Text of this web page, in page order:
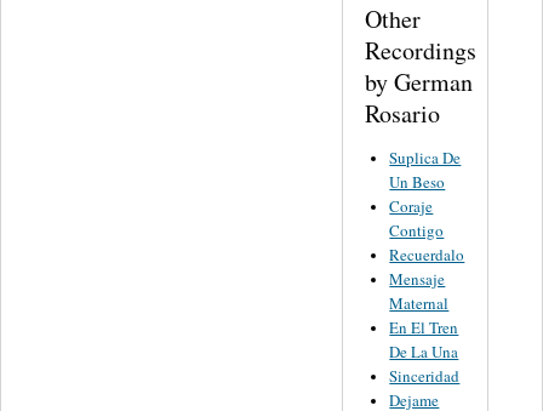
Other
Recordings
by German
Rosario
Suplica De
Un Beso
Coraje
Contigo
Recuerdalo
Mensaje
Maternal
En El Tren
De La Una
Sinceridad
Dejame